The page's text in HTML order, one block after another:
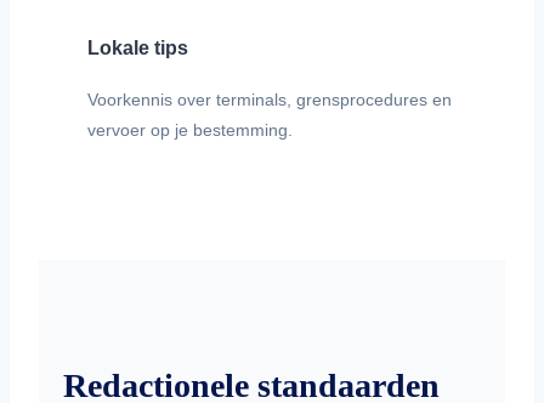
Lokale tips
Voorkennis over terminals, grensprocedures en
vervoer op je bestemming.
Redactionele standaarden